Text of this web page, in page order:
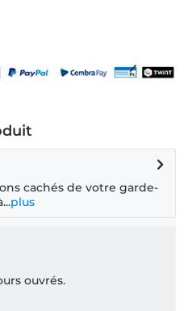
cachés de votre garde-
plus
ouvrés.